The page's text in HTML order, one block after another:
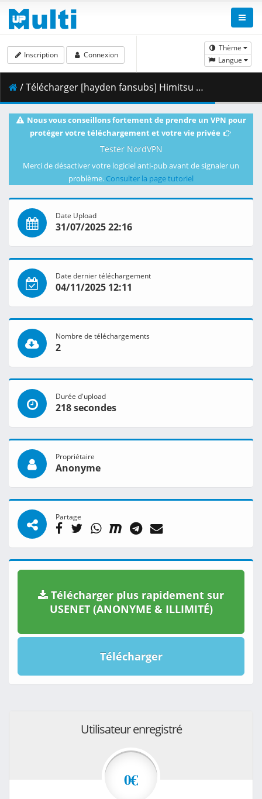
Thème
Langue
Inscription Connexion
/ Télécharger [hayden fansubs] Himitsu No Akko-Chan - Episode 26.mkv.003 ( 434.15 MB )
Nous vous conseillons fortement de prendre un VPN pour
protéger votre téléchargement et votre vie privée
Tester NordVPN
Merci de désactiver votre logiciel anti-pub avant de signaler un
problème. Consulter la page tutoriel
Date Upload
31/07/2025 22:16
Date dernier téléchargement
04/11/2025 12:11
Nombre de téléchargements
2
Durée d'upload
218 secondes
Propriétaire
Anonyme
Partage
Télécharger plus rapidement sur
USENET (ANONYME & ILLIMITÉ)
Télécharger
Utilisateur enregistré
0€